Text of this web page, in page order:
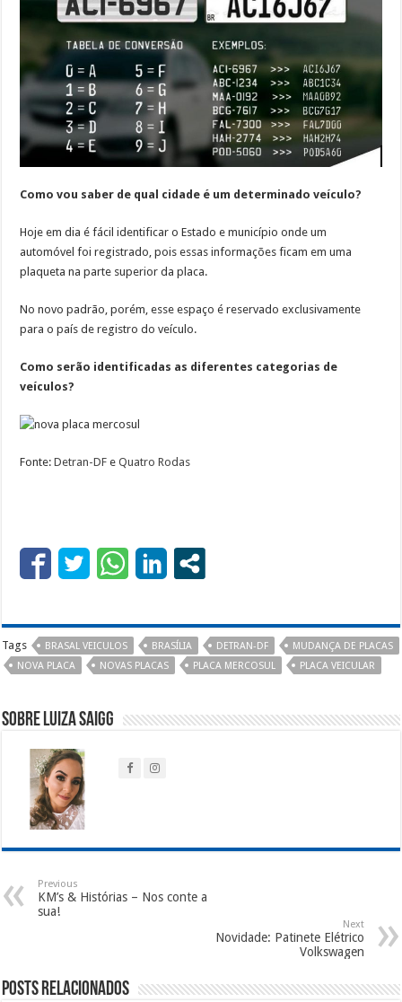
Como vou saber de qual cidade é um determinado veículo?
Hoje em dia é fácil identificar o Estado e município onde um
automóvel foi registrado, pois essas informações ficam em uma
plaqueta na parte superior da placa.
No novo padrão, porém, esse espaço é reservado exclusivamente
para o país de registro do veículo.
Como serão identificadas as diferentes categorias de
veículos?
Fonte:Detran-DF eQuatro Rodas
Tags BRASAL VEICULOS BRASÍLIA DETRAN-DF
MUDANÇA DE PLACAS
NOVA PLACA
NOVAS PLACAS PLACA MERCOSUL PLACA VEICULAR
Sobre Luiza Saigg
Previous
KM’s & Histórias – Nos conte a
sua!
Next
Novidade: Patinete Elétrico
Volkswagen
Posts Relacionados